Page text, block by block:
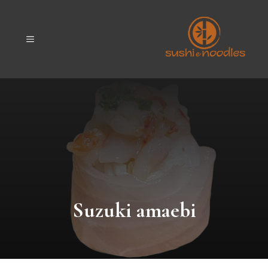
contenutoMENU
Suzuki amaebi